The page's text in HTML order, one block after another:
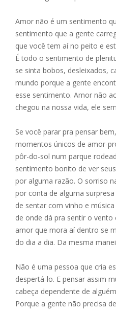
Amor não é um sentimento
sentimento que a gente
que você tem aí no peito e
É todo o sentimento de
se sinta bobos, desleixados,
mundo porque a gente
esse sentimento. Amor não
chegou na nossa vida, ele
Se você parar pra pensar
momentos únicos de amor-
pôr-do-sol num parque
sentimento bonito de ver
por alguma razão. O sorriso
por conta de alguma
de sentar com vinho e
de onde dá pra sentir o vento
amor que mora aí dentro se
do dia a dia. Da mesma
Não é uma pessoa que cria
despertá-lo. E pensar assim
cabeça dependente de
Porque a gente não precisa